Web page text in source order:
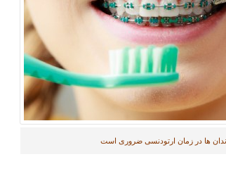
ها در زمان ارتودنسی ضروری است